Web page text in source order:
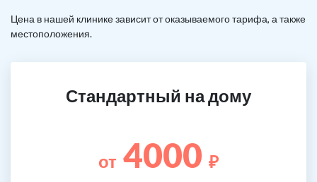
Цена в нашей клинике зависит от оказываемого тарифа, а также
местоположения.
Стандартный на дому
от 4000 ₽